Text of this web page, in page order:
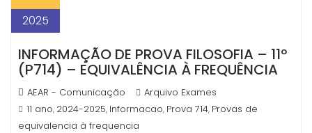
2025
INFORMAÇÃO DE PROVA FILOSOFIA – 11º
(P714) – EQUIVALÊNCIA À FREQUÊNCIA
AEAR - Comunicação
Arquivo Exames
11 ano, 2024-2025, Informacao, Prova 714, Provas de
equivalencia à frequencia